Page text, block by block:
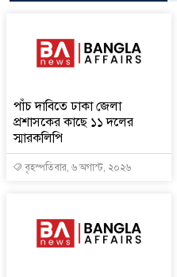
পাঁচ দাবিতে ঢাকা জেলা
প্রশাসকের কাছে ১১ দলের
স্মারকলিপি
বৃহস্পতিবার, ৬ অগাস্ট, ২০২৬